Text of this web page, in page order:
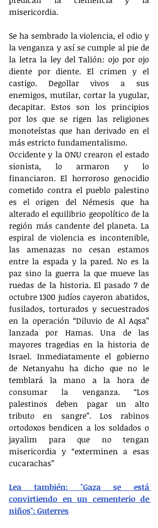
misericordia.
Se ha sembrado la violencia, el odio y
la venganza y así se cumple al pie de
la letra la ley del Talión: ojo por ojo
diente por diente. El crimen y el
castigo. Degollar vivos a sus
enemigos, mutilar, cortar la yugular,
decapitar. Estos son los principios
por los que se rigen las religiones
monoteístas que han derivado en el
más estricto fundamentalismo.
Occidente y la ONU crearon el estado
sionista, lo armaron y lo
financiaron. El horroroso genocidio
cometido contra el pueblo palestino
es el origen del Némesis que ha
alterado el equilibrio geopolítico de la
región más candente del planeta. La
espiral de violencia es incontenible,
las amenazas no cesan estamos
entre la espada y la pared. No es la
paz sino la guerra la que mueve las
ruedas de la historia. El pasado 7 de
octubre 1300 judíos cayeron abatidos,
fusilados, torturados y secuestrados
en la operación “Diluvio de Al Aqsa”
lanzada por Hamas. Una de las
mayores tragedias en la historia de
Israel. Inmediatamente el gobierno
de Netanyahu ha dicho que no le
temblará la mano a la hora de
consumar la venganza. “Los
palestinos deben pagar un alto
tributo en sangre”. Los rabinos
ortodoxos bendicen a los soldados o
jayalim para que no tengan
misericordia y “exterminen a esas
cucarachas”
Lea también: "Gaza se está
convirtiendo en un cementerio de
niños": Guterres